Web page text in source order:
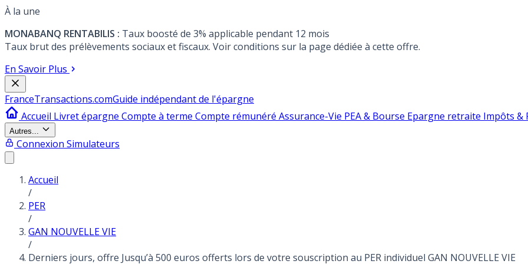
À la une
MONABANQ RENTABILIS : Taux boosté de 3% applicable pendant 12 mois
Taux brut des prélèvements sociaux et fiscaux. Voir conditions sur la page dédiée à cette offre.
En Savoir Plus
FranceTransactions.comGuide indépendant de l'épargne
Accueil Livret épargne Compte à terme Compte rémunéré Assurance-Vie PEA & Bourse Epargne retraite Impôts &
Autres...
Connexion Simulateurs
Accueil
/
PER
/
GAN NOUVELLE VIE
/
Derniers jours, offre Jusqu’à 500 euros offerts lors de votre souscription au PER individuel GAN NOUVELLE VIE